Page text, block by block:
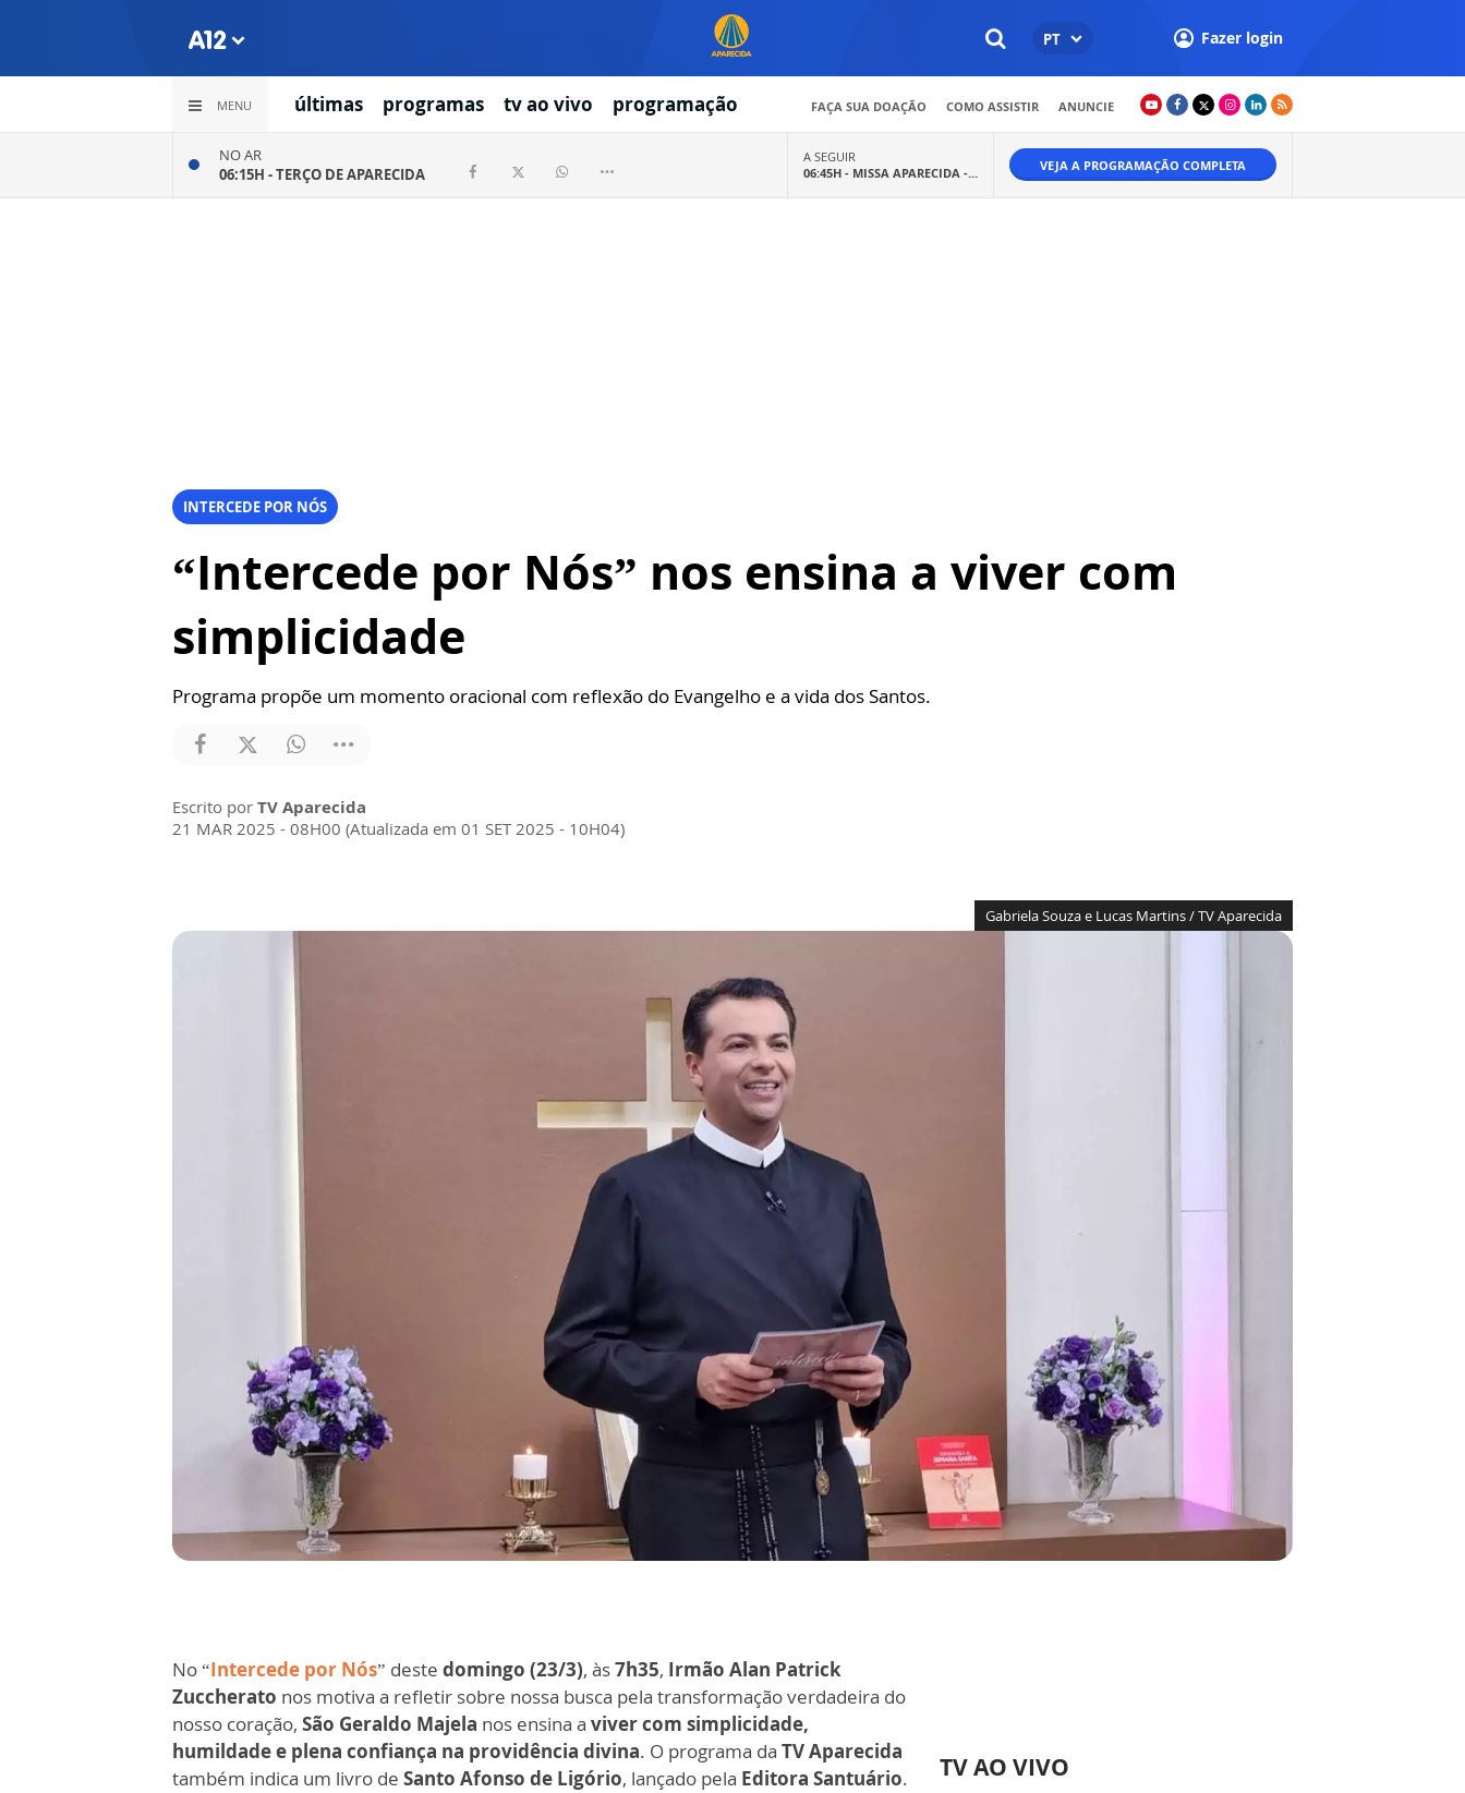
PT Fazer login
MENU últimas programas tv ao vivo programação FAÇA SUA DOAÇÃO COMO ASSISTIR ANUNCIE
NO AR
06:15H -TERÇO DE APARECIDA
A SEGUIR
06:45H - MISSA APARECIDA -... VEJA A PROGRAMAÇÃO COMPLETA
INTERCEDE POR NÓS
“Intercede por Nós” nos ensina a viver com
simplicidade
Programa propõe um momento oracional com reflexão do Evangelho e a vida dos Santos.
Escrito por TV Aparecida
21 MAR 2025 - 08H00 (Atualizada em 01 SET 2025 - 10H04)
Gabriela Souza e Lucas Martins / TV Aparecida
No “Intercede por Nós” deste domingo (23/3), às7h35, Irmão Alan Patrick
Zuccherato nos motiva a refletir sobre nossa busca pela transformação verdadeira do
nosso coração, São Geraldo Majela nos ensina a viver com simplicidade,
humildade e plena confiança na providência divina. O programa da TV Aparecida
também indica um livro de Santo Afonso de Ligório, lançado pela Editora Santuário. TV AO VIVO